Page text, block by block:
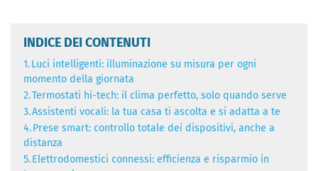
INDICE DEI CONTENUTI
1.Luci intelligenti: illuminazione su misura per ogni
momento della giornata
2.Termostati hi-tech: il clima perfetto, solo quando serve
3.Assistenti vocali: la tua casa ti ascolta e si adatta a te
4.Prese smart: controllo totale dei dispositivi, anche a
distanza
5.Elettrodomestici connessi: efficienza e risparmio in